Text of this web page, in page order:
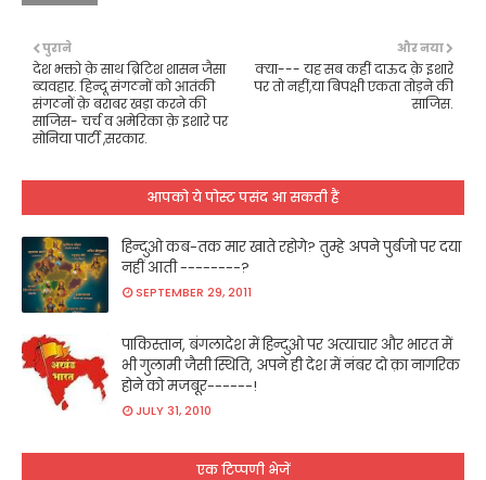
और नया
क्या--- यह सब कहीं दाऊद क़े इशारे
पर तो नहीं,या बिपक्षी एकता तोड़ने की
साजिस.
पुराने
देश भक्तो क़े साथ ब्रिटिश शासन जैसा
ब्यवहार. हिन्दू संगठनों को आतंकी
संगठनों क़े बराबर खड़ा करने की
साजिस- चर्च व अमेरिका क़े इशारे पर
सोनिया पार्टी ,सरकार.
आपको ये पोस्ट पसंद आ सकती हैं
हिन्दुओ कब-तक मार खाते रहोगे? तुम्हे अपने पुर्बजो पर दया
नहीं आती --------?
SEPTEMBER 29, 2011
पाकिस्तान, बंगलादेश में हिन्दुओ पर अत्याचार और भारत में
भी गुलामी जैसी स्थिति, अपने ही देश में नंबर दो क़ा नागरिक
होने को मजबूर------!
JULY 31, 2010
एक टिप्पणी भेजें